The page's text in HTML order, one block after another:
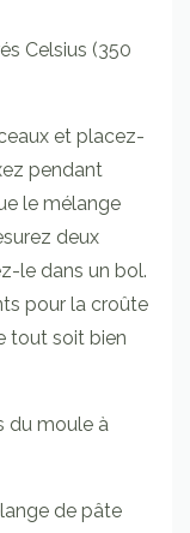
Celsius (350
et placez-
pendant
le mélange
deux
le dans un bol.
pour la croûte
tout soit bien
du moule à
de pâte